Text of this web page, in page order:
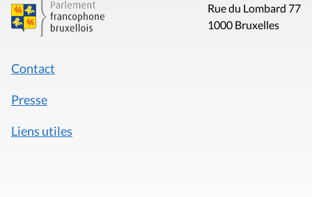
Rue du Lombard 77
1000 Bruxelles
Contact
Presse
Liens utiles